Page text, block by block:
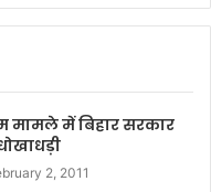
मामले में बिहार सरकार
2, 2011